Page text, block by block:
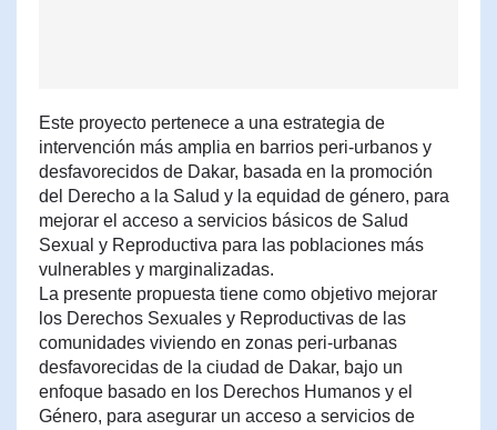
Este proyecto pertenece a una estrategia de
intervención más amplia en barrios peri-urbanos y
desfavorecidos de Dakar, basada en la promoción
del Derecho a la Salud y la equidad de género, para
mejorar el acceso a servicios básicos de Salud
Sexual y Reproductiva para las poblaciones más
vulnerables y marginalizadas.
La presente propuesta tiene como objetivo mejorar
los Derechos Sexuales y Reproductivas de las
comunidades viviendo en zonas peri-urbanas
desfavorecidas de la ciudad de Dakar, bajo un
enfoque basado en los Derechos Humanos y el
Género, para asegurar un acceso a servicios de